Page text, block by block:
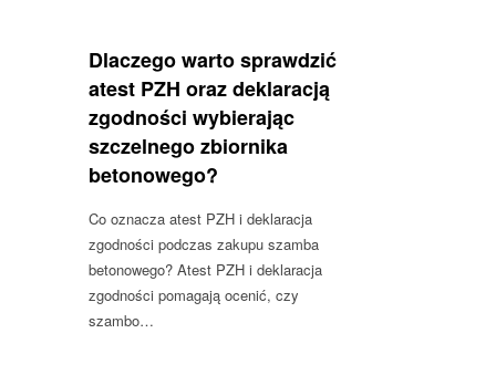
Dlaczego warto sprawdzić
atest PZH oraz deklaracją
zgodności wybierając
szczelnego zbiornika
betonowego?
Co oznacza atest PZH i deklaracja
zgodności podczas zakupu szamba
betonowego? Atest PZH i deklaracja
zgodności pomagają ocenić, czy
szambo…